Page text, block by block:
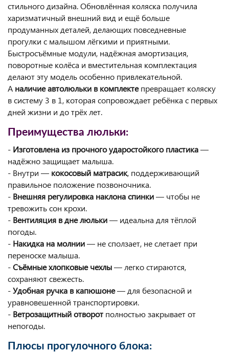
стильного дизайна. Обновлённая коляска получила
харизматичный внешний вид и ещё больше
продуманных деталей, делающих повседневные
прогулки с малышом лёгкими и приятными.
Быстросъёмные модули, надёжная амортизация,
поворотные колёса и вместительная комплектация
делают эту модель особенно привлекательной.
А наличие автолюльки в комплектепревращает коляску
в систему 3 в 1, которая сопровождает ребёнка с первых
дней жизни и до трёх лет.
Преимущества люльки:
- Изготовлена из прочного ударостойкого пластика—
надёжно защищает малыша.
- Внутри — кокосовый матрасик, поддерживающий
правильное положение позвоночника.
- Внешняя регулировка наклона спинки— чтобы не
тревожить сон крохи.
- Вентиляция в дне люльки— идеальна для тёплой
погоды.
- Накидка на молнии— не сползает, не слетает при
переноске малыша.
-Съёмные хлопковые чехлы— легко стираются,
сохраняют свежесть.
-Удобная ручка в капюшоне— для безопасной и
уравновешенной транспортировки.
- Ветрозащитный отворот полностью закрывает от
непогоды.
Плюсы прогулочного блока: